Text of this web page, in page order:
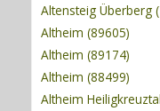
Altensteig Überberg
Altheim (89605)
Altheim (89174)
Altheim (88499)
Altheim